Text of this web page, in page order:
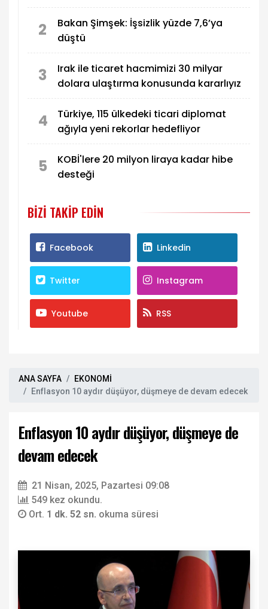
2
Bakan Şimşek: İşsizlik yüzde 7,6’ya
düştü
3
Irak ile ticaret hacmimizi 30 milyar
dolara ulaştırma konusunda kararlıyız
4
Türkiye, 115 ülkedeki ticari diplomat
ağıyla yeni rekorlar hedefliyor
5
KOBİ'lere 20 milyon liraya kadar hibe
desteği
BIZI TAKIP EDIN
Facebook Linkedin
Twitter Instagram
Youtube RSS
ANA SAYFA
EKONOMİ
Enflasyon 10 aydır düşüyor, düşmeye de devam edecek
Enflasyon 10 aydır düşüyor, düşmeye de
devam edecek
21 Nisan, 2025, Pazartesi 09:08
549 kez okundu.
Ort. 1 dk. 52 sn. okuma süresi